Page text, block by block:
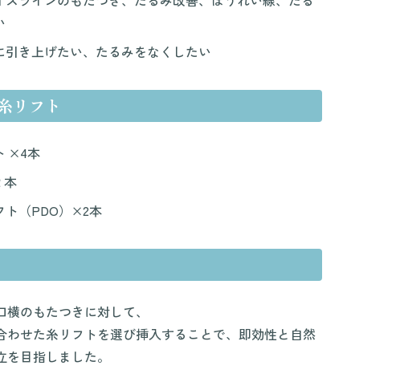
引き上げたい、たるみをなくしたい
リフト
×4本
本
ト（PDO）×2本
のもたつきに対して、
わせた糸リフトを選び挿入することで、即効性と自然
目指しました。